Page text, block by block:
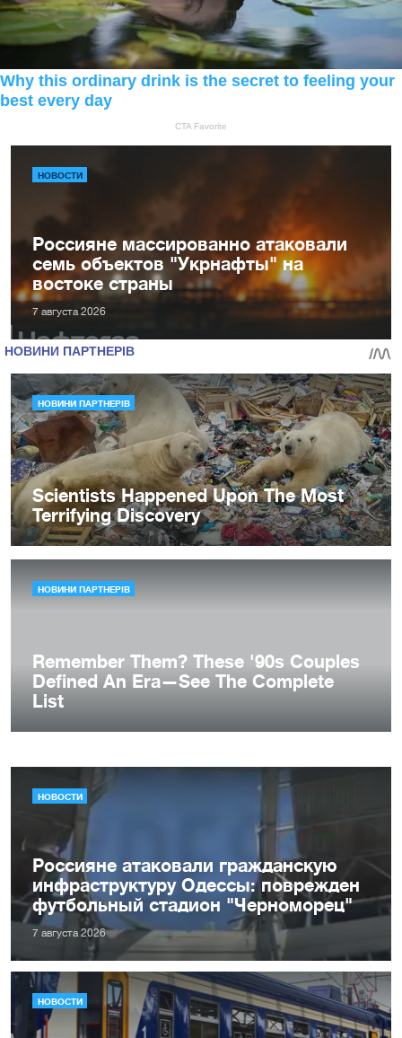
НОВОСТИ
Россияне массированно атаковали
семь объектов "Укрнафты" на
востоке страны
7 августа 2026
НОВОСТИ
Россияне атаковали гражданскую
инфраструктуру Одессы: поврежден
футбольный стадион "Черноморец"
7 августа 2026
НОВОСТИ